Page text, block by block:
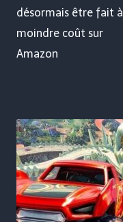
désormais être fait à
moindre coût sur
Amazon